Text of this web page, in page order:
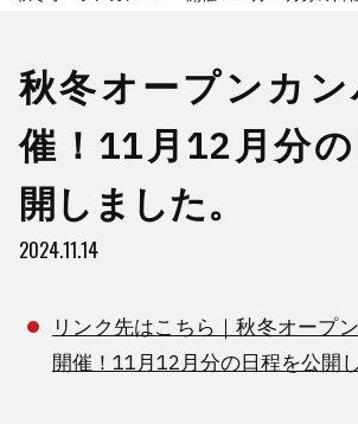
秋冬オープンカ
催！11月12月分
開しました。
2024.11.14
リンク先はこちら｜秋冬オープ
開催！11月12月分の日程を公開し